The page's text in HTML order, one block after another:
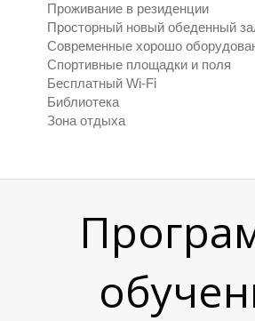
Е
Проживание в резиденции
Просторный новый обеденный
Современные хорошо
Спортивные площадки и поля
Бесплатный Wi-Fi
Библиотека
Зона отдыха
Е